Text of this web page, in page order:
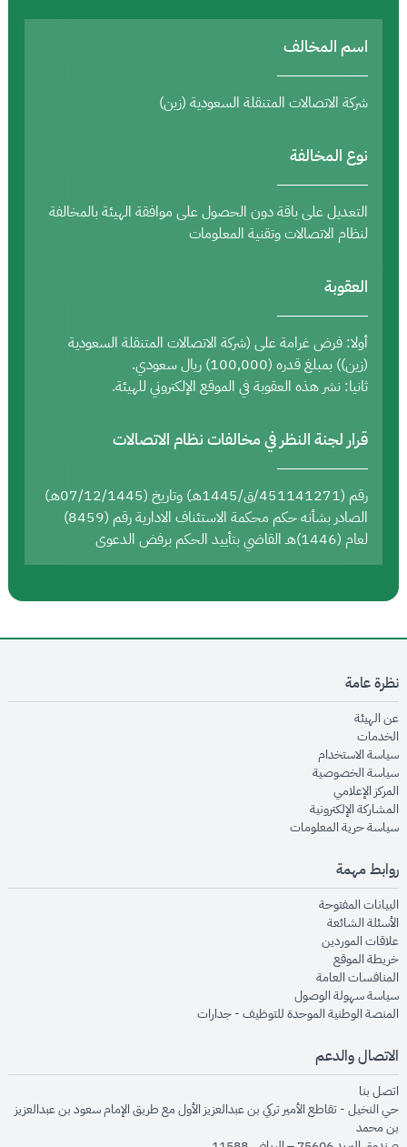
اسم المخالف
شركة الاتصالات المتنقلة السعودية (زين)
نوع المخالفة
التعديل على باقة دون الحصول على موافقة الهيئة بالمخالفة
لنظام الاتصالات وتقنية المعلومات
العقوبة
أولا: فرض غرامة على (شركة الاتصالات المتنقلة السعودية
(زين)) بمبلغ قدره (100,000) ريال سعودي.
ثانيا: نشر هذه العقوبة في الموقع الإلكتروني للهيئة.
قرار لجنة النظر في مخالفات نظام الاتصالات
رقم (451141271/ق/1445هـ) وتاريخ (07/12/1445هـ)
الصادر بشأنه حكم محكمة الاستئناف الادارية رقم (8459)
لعام (1446)هـ القاضي بتأييد الحكم برفض الدعوى
نظرة عامة
عن الهيئةopens in new window
الخدماتopens in new window
سياسة الاستخدام
سياسة الخصوصيةopens in new window
المركز الإعلاميopens in new window
المشاركة الإلكترونيةopens in new window
سياسة حرية المعلوماتopens in new window
روابط مهمة
البيانات المفتوحةopens in new window
الأسئلة الشائعةopens in new window
علاقات الموردينopens in new window
خريطة الموقعopens in new window
المنافسات العامةopens in new window
سياسة سهولة الوصولopens in new window
المنصة الوطنية الموحدة للتوظيف - جداراتopens in new window
الاتصال والدعم
اتصل بنا
حي النخيل - تقاطع الأمير تركي بن عبدالعزيز الأول مع طريق الإمام سعود بن عبدالعزيز
بن محمد